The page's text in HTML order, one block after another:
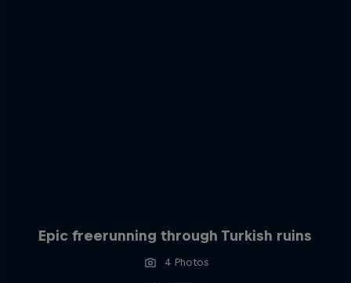
Epic freerunning through Turkish ruins
4 Photos